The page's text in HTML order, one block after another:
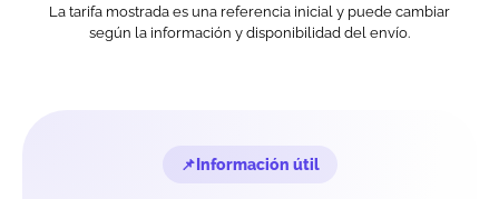
La tarifa mostrada es una referencia inicial y puede cambiar
según la información y disponibilidad del envío.
Información útil